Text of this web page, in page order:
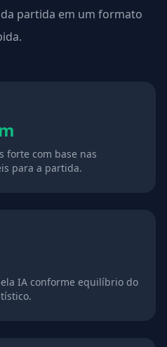
partida em um formato
forte com base nas
para a partida.
IA conforme equilíbrio do